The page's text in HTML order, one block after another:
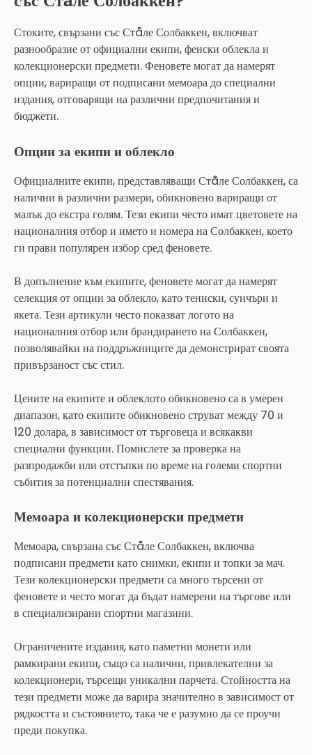
Стоките, свързани със Стåле Солбаккен, включват
разнообразие от официални екипи, фенски облекла и
колекционерски предмети. Феновете могат да намерят
опции, вариращи от подписани мемоара до специални
издания, отговарящи на различни предпочитания и
бюджети.
Опции за екипи и облекло
Официалните екипи, представляващи Стåле Солбаккен, са
налични в различни размери, обикновено вариращи от
малък до екстра голям. Тези екипи често имат цветовете на
националния отбор и името и номера на Солбаккен, което
ги прави популярен избор сред феновете.
В допълнение към екипите, феновете могат да намерят
селекция от опции за облекло, като тениски, суичъри и
якета. Тези артикули често показват логото на
националния отбор или брандирането на Солбаккен,
позволявайки на поддръжниците да демонстрират своята
привързаност със стил.
Цените на екипите и облеклото обикновено са в умерен
диапазон, като екипите обикновено струват между 70 и
120 долара, в зависимост от търговеца и всякакви
специални функции. Помислете за проверка на
разпродажби или отстъпки по време на големи спортни
събития за потенциални спестявания.
Мемоара и колекционерски предмети
Мемоара, свързана със Стåле Солбаккен, включва
подписани предмети като снимки, екипи и топки за мач.
Тези колекционерски предмети са много търсени от
феновете и често могат да бъдат намерени на търгове или
в специализирани спортни магазини.
Ограничените издания, като паметни монети или
рамкирани екипи, също са налични, привлекателни за
колекционери, търсещи уникални парчета. Стойността на
тези предмети може да варира значително в зависимост от
рядкостта и състоянието, така че е разумно да се проучи
преди покупка.